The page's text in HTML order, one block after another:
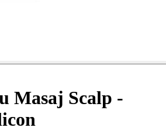
Masaj Scalp -